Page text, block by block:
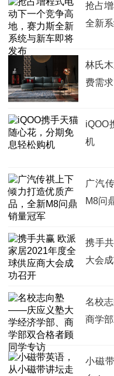
抢占
全新
林氏
费需求
iQOO
机
广汽
M8问
携手
大会
名校
商学
小磁